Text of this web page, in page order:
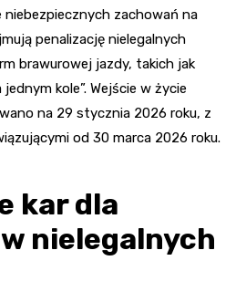
niebezpiecznych zachowań na
penalizację nielegalnych
brawurowej jazdy, takich jak
kole”. Wejście w życie
na 29 stycznia 2026 roku, z
od 30 marca 2026 roku.
kar dla
nielegalnych